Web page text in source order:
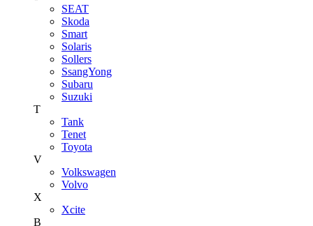
SEAT
Skoda
Smart
Solaris
Sollers
SsangYong
Subaru
Suzuki
T
Tank
Tenet
Toyota
V
Volkswagen
Volvo
X
Xcite
В